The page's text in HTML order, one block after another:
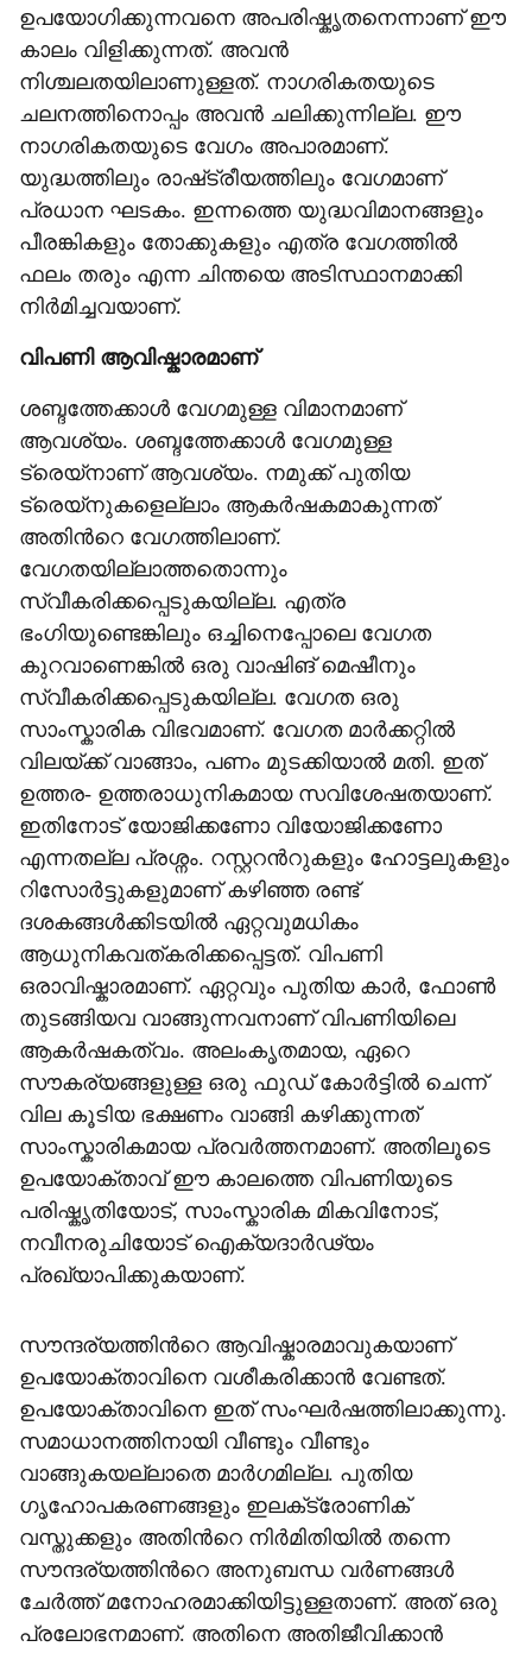
ഉപയോഗിക്കുന്നവനെ അപരിഷ്കൃതനെന്നാണ് ഈ
കാലം വിളിക്കുന്നത്. അവൻ
നിശ്ചലതയിലാണുള്ളത്. നാഗരികതയുടെ
ചലനത്തിനൊപ്പം അവൻ ചലിക്കുന്നില്ല. ഈ
നാഗരികതയുടെ വേഗം അപാരമാണ്.
യുദ്ധത്തിലും രാഷ്‌ട്രീയത്തിലും വേഗമാണ്
പ്രധാന ഘടകം. ഇന്നത്തെ യുദ്ധവിമാനങ്ങളും
പീരങ്കികളും തോക്കുകളും എത്ര വേഗത്തിൽ
ഫലം തരും എന്ന ചിന്തയെ അടിസ്ഥാനമാക്കി
നിർമിച്ചവയാണ്.
വിപണി ആവിഷ്കാരമാണ്
ശബ്ദത്തേക്കാൾ വേഗമുള്ള വിമാനമാണ്
ആവശ്യം. ശബ്ദത്തേക്കാൾ വേഗമുള്ള
ട്രെയ്‌നാണ് ആവശ്യം. നമുക്ക് പുതിയ
ട്രെയ്‌നുകളെല്ലാം ആകർഷകമാകുന്നത്
അതിന്‍റെ വേഗത്തിലാണ്.
വേഗതയില്ലാത്തതൊന്നും
സ്വീകരിക്കപ്പെടുകയില്ല. എത്ര
ഭംഗിയുണ്ടെങ്കിലും ഒച്ചിനെപ്പോലെ വേഗത
കുറവാണെങ്കിൽ ഒരു വാഷിങ് മെഷീനും
സ്വീകരിക്കപ്പെടുകയില്ല. വേഗത ഒരു
സാംസ്കാരിക വിഭവമാണ്. വേഗത മാർക്കറ്റിൽ
വിലയ്ക്ക് വാങ്ങാം, പണം മുടക്കിയാൽ മതി. ഇത്
ഉത്തര- ഉത്തരാധുനികമായ സവിശേഷതയാണ്.
ഇതിനോട് യോജിക്കണോ വിയോജിക്കണോ
എന്നതല്ല പ്രശ്നം. റസ്റ്ററന്‍റുകളും ഹോട്ടലുകളും
റിസോർട്ടുകളുമാണ് കഴിഞ്ഞ രണ്ട്
ദശകങ്ങൾക്കിടയിൽ ഏറ്റവുമധികം
ആധുനികവത്കരിക്കപ്പെട്ടത്. വിപണി
ഒരാവിഷ്കാരമാണ്. ഏറ്റവും പുതിയ കാർ, ഫോൺ
തുടങ്ങിയവ വാങ്ങുന്നവനാണ് വിപണിയിലെ
ആകർഷകത്വം. അലംകൃതമായ, ഏറെ
സൗകര്യങ്ങളുള്ള ഒരു ഫുഡ് കോർട്ടിൽ ചെന്ന്
വില കൂടിയ ഭക്ഷണം വാങ്ങി കഴിക്കുന്നത്
സാംസ്കാരികമായ പ്രവർത്തനമാണ്. അതിലൂടെ
ഉപയോക്താവ് ഈ കാലത്തെ വിപണിയുടെ
പരിഷ്കൃതിയോട്, സാംസ്കാരിക മികവിനോട്,
നവീനരുചിയോട് ഐക്യദാർഢ്യം
പ്രഖ്യാപിക്കുകയാണ്.
സൗന്ദര്യത്തിന്‍റെ ആവിഷ്കാരമാവുകയാണ്
ഉപയോക്താവിനെ വശീകരിക്കാൻ വേണ്ടത്.
ഉപയോക്താവിനെ ഇത് സംഘർഷത്തിലാക്കുന്നു.
സമാധാനത്തിനായി വീണ്ടും വീണ്ടും
വാങ്ങുകയല്ലാതെ മാർഗമില്ല. പുതിയ
ഗൃഹോപകരണങ്ങളും ഇലക്‌ട്രോണിക്
വസ്തുക്കളും അതിന്‍റെ നിർമിതിയിൽ തന്നെ
സൗന്ദര്യത്തിന്‍റെ അനുബന്ധ വർണങ്ങൾ
ചേർത്ത് മനോഹരമാക്കിയിട്ടുള്ളതാണ്. അത് ഒരു
പ്രലോഭനമാണ്. അതിനെ അതിജീവിക്കാൻ